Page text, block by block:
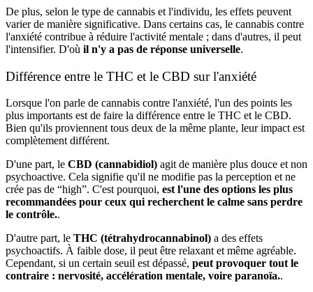
De plus, selon le type de cannabis et l'individu, les effets peuvent
varier de manière significative. Dans certains cas, le cannabis contre
l'anxiété contribue à réduire l'activité mentale ; dans d'autres, il peut
l'intensifier. D'où il n'y a pas de réponse universelle.
Différence entre le THC et le CBD sur l'anxiété
Lorsque l'on parle de cannabis contre l'anxiété, l'un des points les
plus importants est de faire la différence entre le THC et le CBD.
Bien qu'ils proviennent tous deux de la même plante, leur impact est
complètement différent.
D'une part, le CBD (cannabidiol) agit de manière plus douce et non
psychoactive. Cela signifie qu'il ne modifie pas la perception et ne
crée pas de “high”. C'est pourquoi, est l'une des options les plus
recommandées pour ceux qui recherchent le calme sans perdre
le contrôle..
D'autre part, le THC (tétrahydrocannabinol) a des effets
psychoactifs. À faible dose, il peut être relaxant et même agréable.
Cependant, si un certain seuil est dépassé, peut provoquer tout le
contraire : nervosité, accélération mentale, voire paranoïa..